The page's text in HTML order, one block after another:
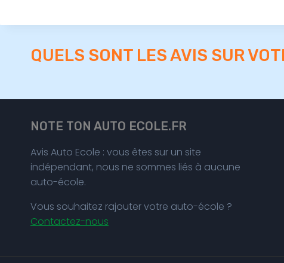
QUELS SONT LES AVIS SUR
NOTE TON AUTO ECOLE.FR
Avis Auto Ecole : vous êtes sur un site
indépendant, nous ne sommes liés à aucune
auto-école.
Vous souhaitez rajouter votre auto-école ?
Contactez-nous